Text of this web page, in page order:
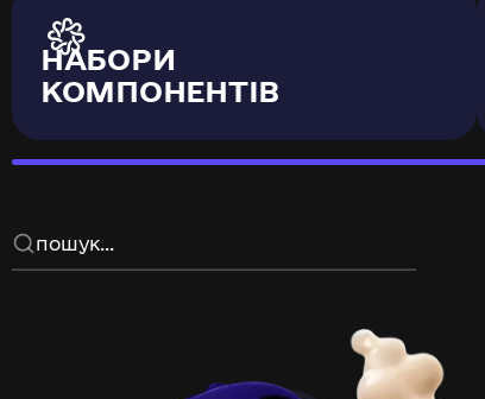
НАБОРИ
КОМПОНЕНТІВ